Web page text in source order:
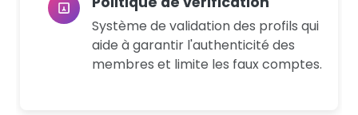
Système de validation des profils qui
aide à garantir l'authenticité des
membres et limite les faux comptes.